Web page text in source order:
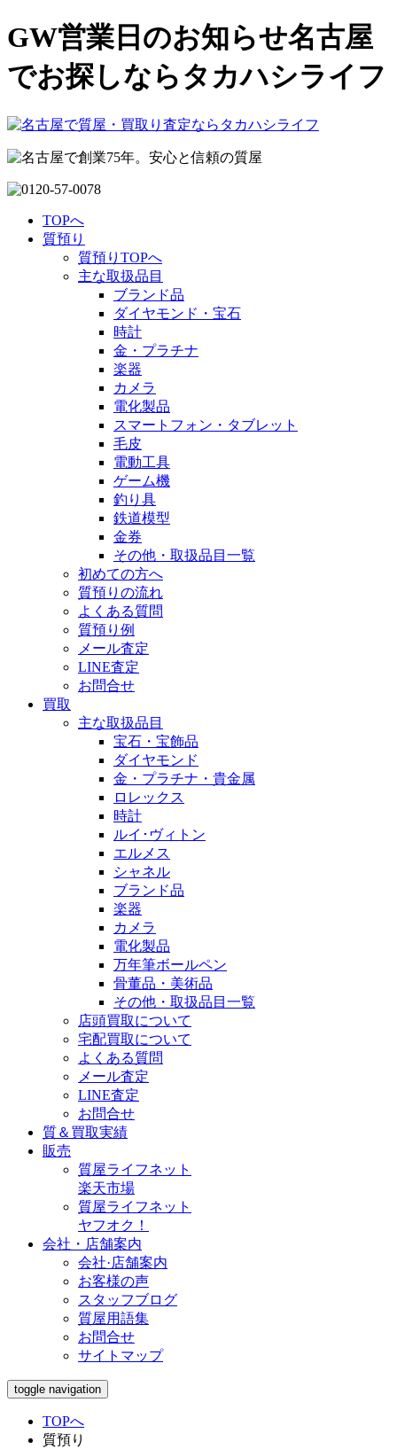
GW営業日のお知らせ名古屋
でお探しならタカハシライフ
TOPへ
質預り
質預りTOPへ
主な取扱品目
ブランド品
ダイヤモンド・宝石
時計
金・プラチナ
楽器
カメラ
電化製品
スマートフォン・タブレット
毛皮
電動工具
ゲーム機
釣り具
鉄道模型
金券
その他・取扱品目一覧
初めての方へ
質預りの流れ
よくある質問
質預り例
メール査定
LINE査定
お問合せ
買取
主な取扱品目
宝石・宝飾品
ダイヤモンド
金・プラチナ・貴金属
ロレックス
時計
ルイ･ヴィトン
エルメス
シャネル
ブランド品
楽器
カメラ
電化製品
万年筆ボールペン
骨董品・美術品
その他・取扱品目一覧
店頭買取について
宅配買取について
よくある質問
メール査定
LINE査定
お問合せ
質＆買取実績
販売
質屋ライフネット
楽天市場
質屋ライフネット
ヤフオク！
会社・店舗案内
会社·店舗案内
お客様の声
スタッフブログ
質屋用語集
お問合せ
サイトマップ
toggle navigation
TOPへ
質預り